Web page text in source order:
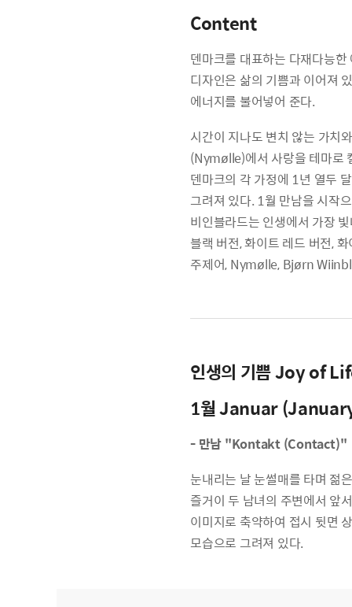
Content
덴마크를 대표하는 다재다능
디자인은 삶의 기쁨과 이어져
에너지를 불어넣어 준다.
시간이 지나도 변치 않는 가치
(Nymølle)에서 사랑을 테마로
덴마크의 각 가정에 1년 열두
그려져 있다. 1월 만남을 시작
비인블라드는 인생에서 가장
블랙 버전, 화이트 레드 버전,
주제어, Nymølle, Bjørn
인생의 기쁨 Joy of
1월 Januar
- 만남 "Kontakt (Contact)"
눈내리는 날 눈썰매를 타며 젊
즐거이 두 남녀의 주변에서 앞
이미지로 축약하여 접시 뒷면
모습으로 그려져 있다.